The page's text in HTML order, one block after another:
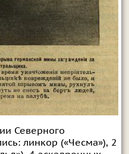
Северного
линкор («Чесма»), 2